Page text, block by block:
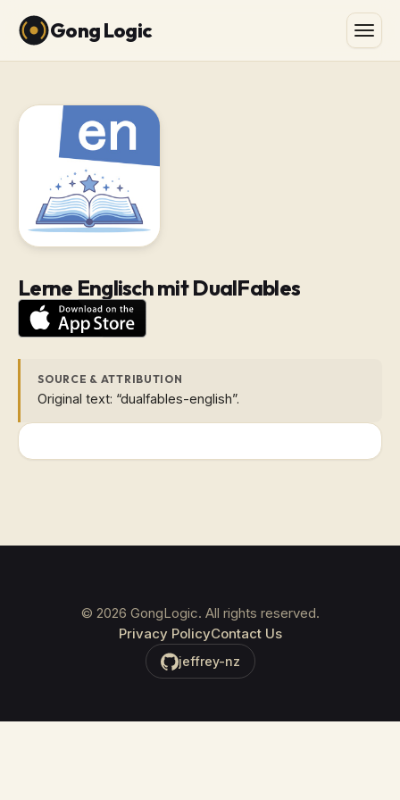
Gong Logic
Lerne Englisch mit DualFables
SOURCE & ATTRIBUTION
Original text: “dualfables-english”.
© 2026 GongLogic. All rights reserved.
Privacy PolicyContact Us
jeffrey-nz